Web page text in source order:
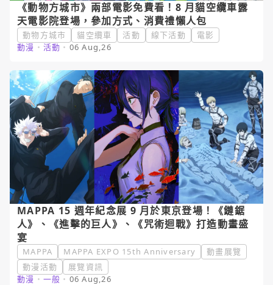
《動物方城市》兩部電影免費看！8 月貓空纜車露
天電影院登場，參加方式、消費禮懶人包
動物方城市 貓空纜車 活動 線下活動
電影
動漫 ・ 活動 ・ 06 Aug,26
MAPPA 15 週年紀念展 9 月於東京登場！《鏈鋸
人》、《進擊的巨人》、《咒術迴戰》打造動畫盛
宴
MAPPA MAPPA EXPO 15th Anniversary
動畫展覽
動漫活動
展覽資訊
動漫 ・ 一般 ・ 06 Aug,26